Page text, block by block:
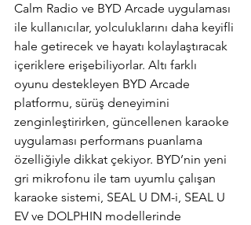
Calm Radio ve BYD Arcade uygulaması
ile kullanıcılar, yolculuklarını daha keyifli
hale getirecek ve hayatı kolaylaştıracak
içeriklere erişebiliyorlar. Altı farklı
oyunu destekleyen BYD Arcade
platformu, sürüş deneyimini
zenginleştirirken, güncellenen karaoke
uygulaması performans puanlama
özelliğiyle dikkat çekiyor. BYD’nin yeni
gri mikrofonu ile tam uyumlu çalışan
karaoke sistemi, SEAL U DM-i, SEAL U
EV ve DOLPHIN modellerinde